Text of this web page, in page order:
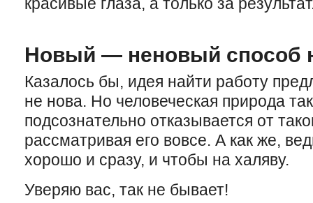
Новый — неновый способ
Казалось бы, идея найти работу
не нова. Но человеческая природа
подсознательно отказывается от
рассматривая его вовсе. А как же,
хорошо и сразу, и чтобы на халяву.
Уверяю вас, так не бывает!